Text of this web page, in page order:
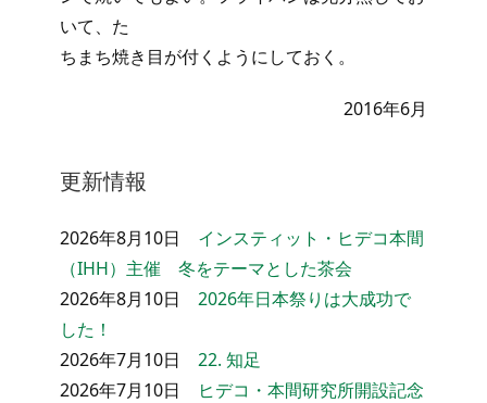
いて、た
ちまち焼き目が付くようにしておく。
2016年6月
更新情報
2026年8月10日 インスティット・ヒデコ本間
（IHH）主催 冬をテーマとした茶会
2026年8月10日 2026年日本祭りは大成功で
した！
2026年7月10日 22. 知足
2026年7月10日
ヒデコ・本間研究所開設記念